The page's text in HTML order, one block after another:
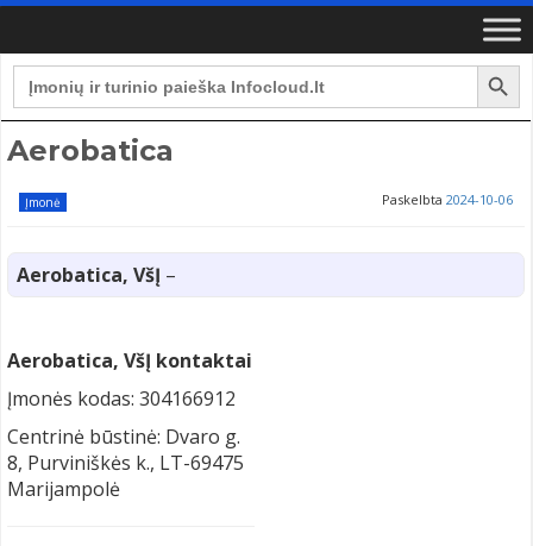
Search
for:
Search Button
Aerobatica
Įmonė Paskelbta 2024-10-06
Aerobatica, VšĮ –
Aerobatica, VšĮ kontaktai
Įmonės kodas: 304166912
Centrinė būstinė: Dvaro g.
8, Purviniškės k., LT-69475
Marijampolė